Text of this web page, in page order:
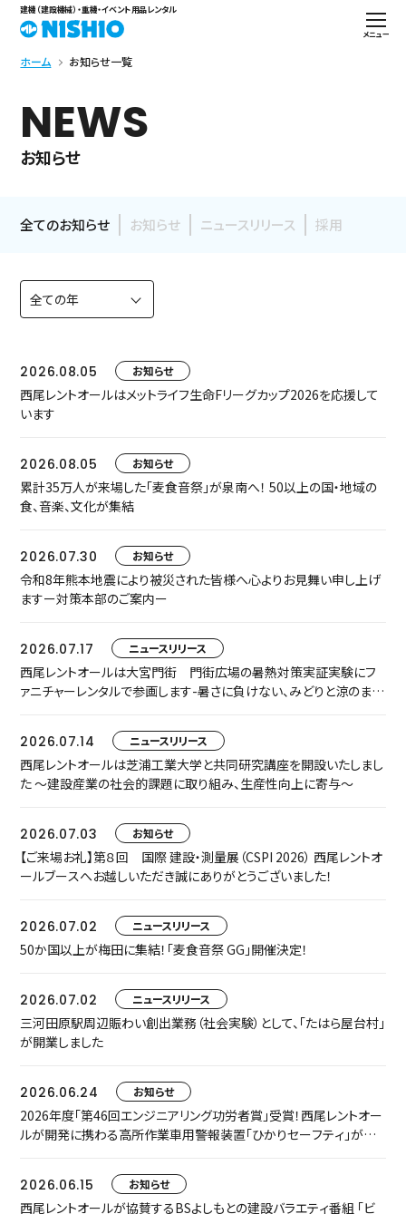
建機（建設機械）・重機・イベント用品レンタル
メニュー
ホーム お知らせ一覧
NEWS
お知らせ
全てのお知らせ お知らせ ニュースリリース 採用
2026.08.05 お知らせ
西尾レントオールはメットライフ生命Fリーグカップ2026を応援して
います
2026.08.05 お知らせ
累計35万人が来場した「麦食音祭」が泉南へ！ 50以上の国・地域の
食、音楽、文化が集結
2026.07.30 お知らせ
令和8年熊本地震により被災された皆様へ心よりお見舞い申し上げ
ますー対策本部のご案内ー
2026.07.17 ニュースリリース
西尾レントオールは大宮門街 門街広場の暑熱対策実証実験にフ
ァニチャーレンタルで参画します-暑さに負けない、みどりと涼のまち
2026.07.14
ニュースリリース
西尾レントオールは芝浦工業大学と共同研究講座を開設いたしまし
た ～建設産業の社会的課題に取り組み、生産性向上に寄与～
2026.07.03 お知らせ
【ご来場お礼】第８回 国際 建設・測量展（CSPI 2026） 西尾レントオ
ールブースへお越しいただき誠にありがとうございました！
2026.07.02 ニュースリリース
50か国以上が梅田に集結！「麦食音祭 GG」開催決定！
2026.07.02 ニュースリリース
三河田原駅周辺賑わい創出業務（社会実験）として、「たはら屋台村」
が開業しました
2026.06.24 お知らせ
2026年度「第46回エンジニアリング功労者賞」受賞！西尾レントオー
ルが開発に携わる高所作業車用警報装置「ひかりセーフティ」が中
2026.06.15
お知らせ
西尾レントオールが協賛するBSよしもとの建設バラエティ番組 「ビ